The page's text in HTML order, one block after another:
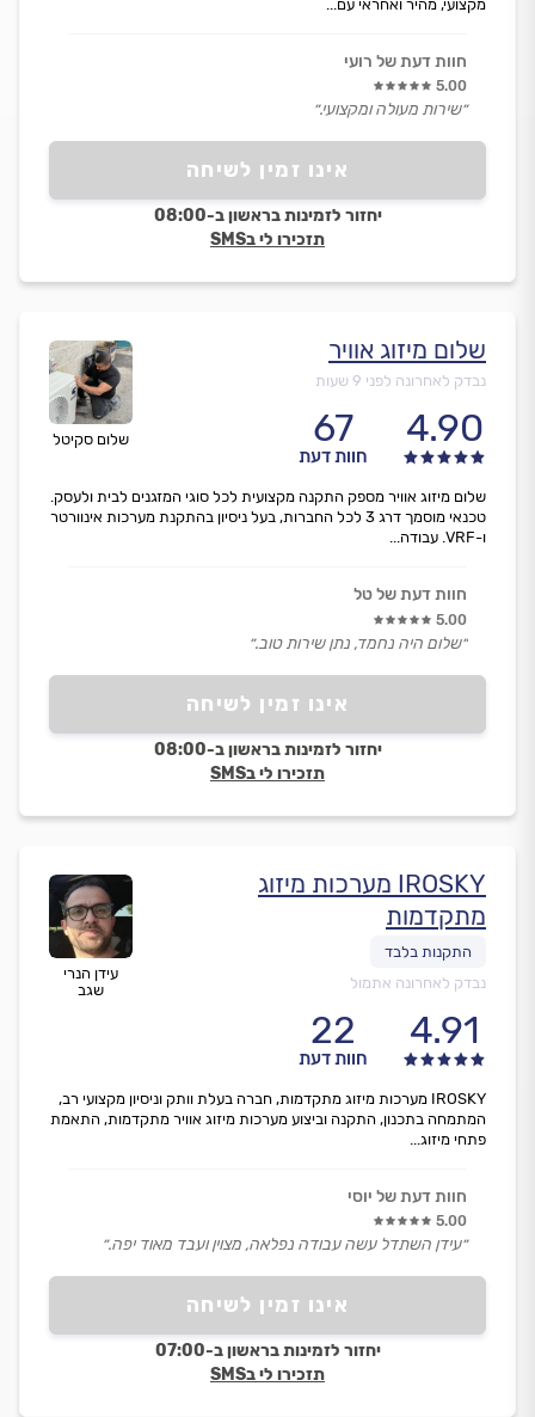
אינו זמין לשיחה
יחזור לזמינות בראשון ב-08:00
תזכירו לי בSMS
מקצועי, מהיר ואחראי עם...
חוות דעת של רועי
5.00
״שירות מעולה ומקצועי.״
שלום סקיטל
שלום מיזוג אוויר
נבדק לאחרונה לפני 9 שעות
4.90
67
חוות דעת
אינו זמין לשיחה
יחזור לזמינות בראשון ב-08:00
תזכירו לי בSMS
שלום מיזוג אוויר מספק התקנה מקצועית לכל סוגי המזגנים לבית ולעסק.
טכנאי מוסמך דרג 3 לכל החברות, בעל ניסיון בהתקנת מערכות אינוורטר
ו-VRF. עבודה...
חוות דעת של טל
5.00
״שלום היה נחמד, נתן שירות טוב.״
עידן הנרי
שגב
IROSKY מערכות מיזוג
מתקדמות
נבדק לאחרונה אתמול
4.91
22
חוות דעת
אינו זמין לשיחה
יחזור לזמינות בראשון ב-07:00
תזכירו לי בSMS
IROSKY מערכות מיזוג מתקדמות, חברה בעלת וותק וניסיון מקצועי רב,
המתמחה בתכנון, התקנה וביצוע מערכות מיזוג אוויר מתקדמות, התאמת
פתחי מיזוג...
חוות דעת של יוסי
5.00
״עידן השתדל עשה עבודה נפלאה, מצוין ועבד מאוד יפה.״